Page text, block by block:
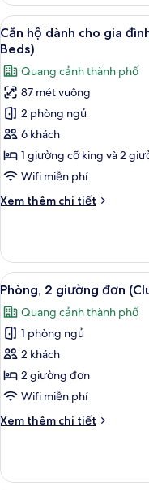
hộ,
1
giường
king
Xem
tất
cả
ảnh
Căn
hộ
dành
cho
gia
2
(1
King
Bed
&
2
Twin
Beds)
8
Căn hộ dành cho gia
Beds)
Quang cảnh thành phố
87 mét vuông
2 phòng ngủ
6 khách
1 giường cỡ king và 2
Wifi miễn phí
Xem thêm chi tiết
Chi
Căn
hộ
dành
gia
đình,
phòng
ngủ
(1
King
Bed
Beds)
Xem
tất
cả
ảnh
Phòng,
2
giường
(Club
5
Phòng, 2 giường đơn
Quang cảnh thành phố
1 phòng ngủ
2 khách
2 giường đơn
Wifi miễn phí
Xem thêm chi tiết
Chi
Phòng,